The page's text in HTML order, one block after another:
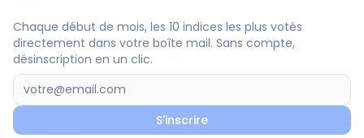
Chaque début de mois, les 10 indices les plus votés
directement dans votre boîte mail. Sans compte,
désinscription en un clic.
S'inscrire